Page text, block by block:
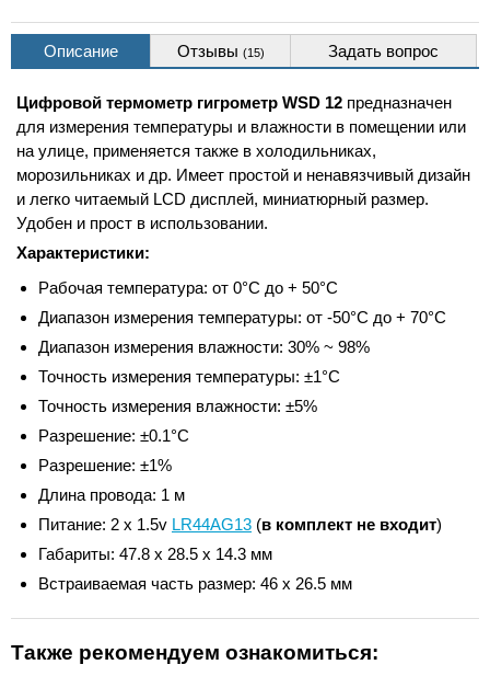
Описание Отзывы (15) Задать вопрос
Цифровой термометр гигрометр WSD 12 предназначен
для измерения температуры и влажности в помещении или
на улице, применяется также в холодильниках,
морозильниках и др. Имеет простой и ненавязчивый дизайн
и легко читаемый LCD дисплей, миниатюрный размер.
Удобен и прост в использовании.
Характеристики:
Рабочая температура: от 0°C до + 50°C
Диапазон измерения температуры: от -50°C до + 70°C
Диапазон измерения влажности: 30% ~ 98%
Точность измерения температуры: ±1°C
Точность измерения влажности: ±5%
Разрешение: ±0.1°C
Разрешение: ±1%
Длина провода: 1 м
Питание: 2 x 1.5v LR44AG13 (в комплект не входит)
Габариты: 47.8 x 28.5 x 14.3 мм
Встраиваемая часть размер: 46 x 26.5 мм
Также рекомендуем ознакомиться: